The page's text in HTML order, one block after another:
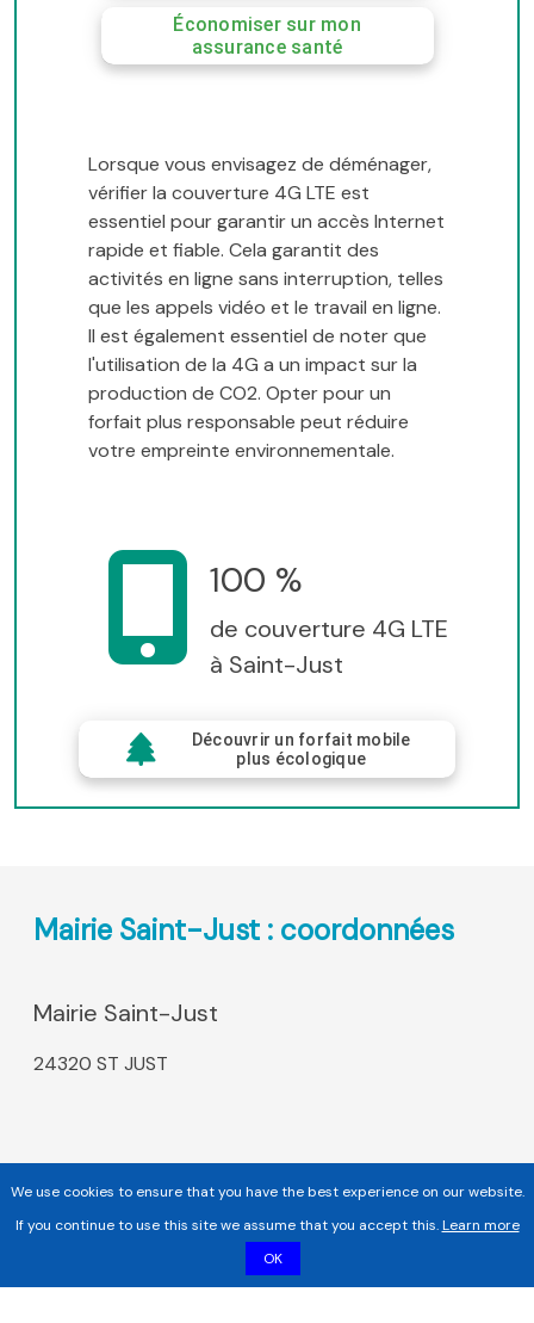
Économiser sur mon
assurance santé
Lorsque vous envisagez de déménager,
vérifier la couverture 4G LTE est
essentiel pour garantir un accès Internet
rapide et fiable. Cela garantit des
activités en ligne sans interruption, telles
que les appels vidéo et le travail en ligne.
Il est également essentiel de noter que
l'utilisation de la 4G a un impact sur la
production de CO2. Opter pour un
forfait plus responsable peut réduire
votre empreinte environnementale.
100 %
de couverture 4G LTE
à Saint-Just
Découvrir un forfait mobile
plus écologique
Mairie Saint-Just : coordonnées
Mairie Saint-Just
24320 ST JUST
We use cookies to ensure that you have the best experience on our website.
If you continue to use this site we assume that you accept this.Learn more
OK